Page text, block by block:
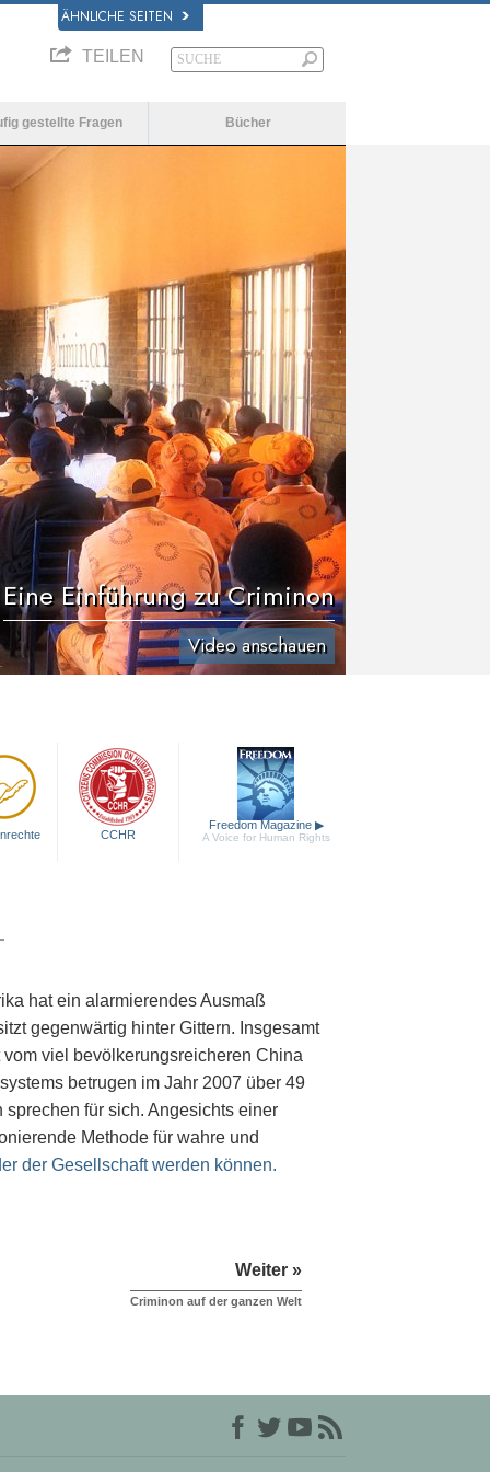
ÄHNLICHE SEITEN
TEILEN
gestellte Fragen Bücher
Eine Einführung zu Criminon
Video anschauen
CCHR
Freedom Magazine ▶
A Voice for Human Rights
hat ein alarmierendes Ausmaß
gegenwärtig hinter Gittern. Insgesamt
viel bevölkerungsreicheren China
betrugen im Jahr 2007 über 49
für sich. Angesichts einer
Methode für wahre und
der Gesellschaft werden können.
Weiter »
Criminon auf der ganzen Welt